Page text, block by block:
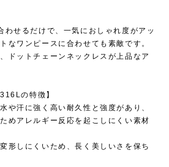
わせるだけで、一気におしゃれ度がアッ
なワンピースに合わせても素敵です。
ドットチェーンネックレスが上品なア
の特徴】
や汗に強く高い耐久性と強度があり、
めアレルギー反応を起こしにくい素材
形しにくいため、長く美しいさを保ち